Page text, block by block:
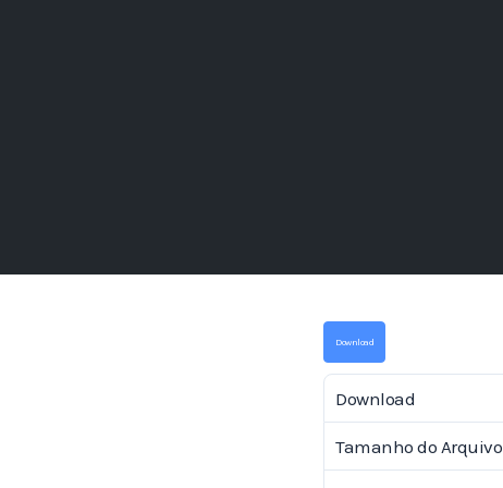
Download
Download
Tamanho do Arquivo